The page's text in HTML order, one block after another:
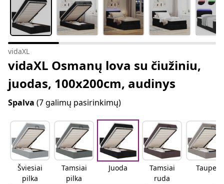
vidaXL
vidaXL Osmanų lova su čiužiniu,
juodas, 100x200cm, audinys
Spalva (7 galimų pasirinkimų)
Šviesiai
pilka
Tamsiai
pilka
Juoda
Tamsiai
ruda
Taupe